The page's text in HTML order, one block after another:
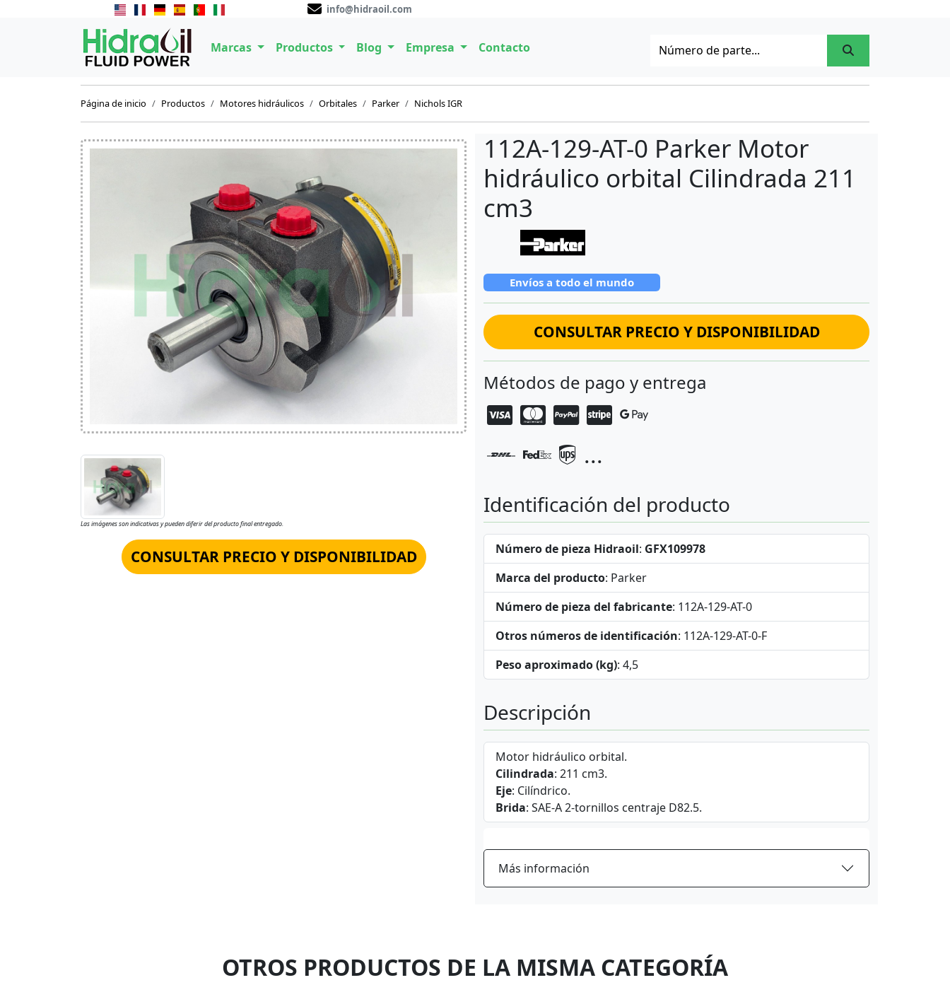
info@hidraoil.com
Marcas Productos Blog Empresa Contacto
Página de inicio Productos Motores hidráulicos Orbitales Parker Nichols IGR
Las imágenes son indicativas y pueden diferir del producto final entregado.
CONSULTAR PRECIO Y DISPONIBILIDAD
112A-129-AT-0 Parker Motor
hidráulico orbital Cilindrada 211
cm3
Envíos a todo el mundo
CONSULTAR PRECIO Y DISPONIBILIDAD
Métodos de pago y entrega
...
Identificación del producto
Número de pieza Hidraoil: GFX109978
Marca del producto: Parker
Número de pieza del fabricante: 112A-129-AT-0
Otros números de identificación: 112A-129-AT-0-F
Peso aproximado (kg): 4,5
Descripción
Motor hidráulico orbital.
Cilindrada: 211 cm3.
Eje: Cilíndrico.
Brida: SAE-A 2-tornillos centraje D82.5.
Más información
OTROS PRODUCTOS DE LA MISMA CATEGORÍA